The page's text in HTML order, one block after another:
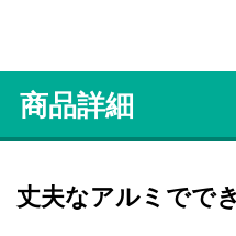
商品詳細
丈夫なアルミでで